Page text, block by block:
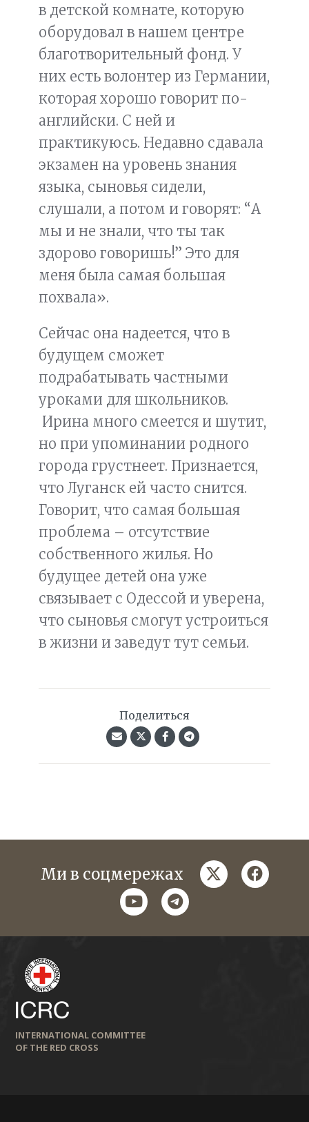
в детской комнате, которую
оборудовал в нашем центре
благотворительный фонд. У
них есть волонтер из Германии,
которая хорошо говорит по-
английски. С ней и
практикуюсь. Недавно сдавала
экзамен на уровень знания
языка, сыновья сидели,
слушали, а потом и говорят: “А
мы и не знали, что ты так
здорово говоришь!” Это для
меня была самая большая
похвала».
Сейчас она надеется, что в
будущем сможет
подрабатывать частными
уроками для школьников.
Ирина много смеется и шутит,
но при упоминании родного
города грустнеет. Признается,
что Луганск ей часто снится.
Говорит, что самая большая
проблема – отсутствие
собственного жилья. Но
будущее детей она уже
связывает с Одессой и уверена,
что сыновья смогут устроиться
в жизни и заведут тут семьи.
Поделиться
Ми в соцмережах twitter
youtubetelegram
INTERNATIONAL COMMITTEE
OF THE RED CROSS